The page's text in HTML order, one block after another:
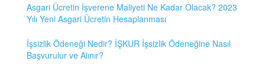
Asgari Ücretin İşverene Maliyeti Ne Kadar Olacak? 2023
Yılı Yeni Asgari Ücretin Hesaplanması
İşsizlik Ödeneği Nedir? İŞKUR İşsizlik Ödeneğine Nasıl
Başvurulur ve Alınır?